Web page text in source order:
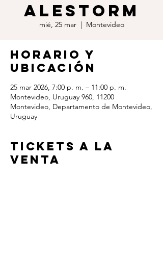
ALESTORM
mié, 25 mar
  |
Montevideo
Horario y
ubicación
25 mar 2026, 7:00 p. m. – 11:00 p. m.
Montevideo, Uruguay 960, 11200
Montevideo, Departamento de Montevideo,
Uruguay
TICKETS A LA
VENTA